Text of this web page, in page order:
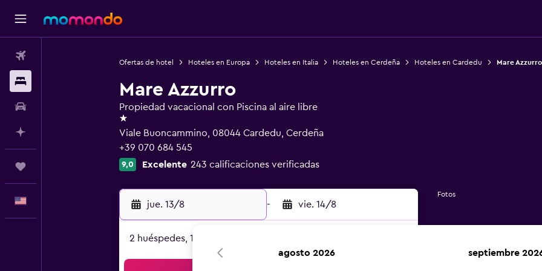
Ofertas de hotel Hoteles en Europa Hoteles en Italia Hoteles en Cerdeña Hoteles en Cardedu Mare Azzurro
Mare Azzurro
Propiedad vacacional con Piscina al aire libre
1 estrella
Viale Buoncammino, 08044 Cardedu, Cerdeña
+39 070 684 545
9,0 Excelente 243 calificaciones verificadas
jue. 13/8 - vie. 14/8
2 huéspedes, 1 habitación
Fotos
agosto 2026 septiembre